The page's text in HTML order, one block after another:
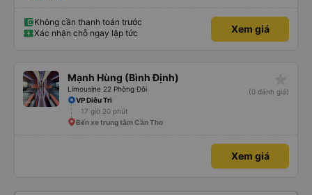
Không cần thanh toán trước
Xác nhận chỗ ngay lập tức
Xem giá
Mạnh Hùng (Bình Định)
Limousine 22 Phòng Đôi
(0 đánh giá)
VP Diêu Trì
17 giờ 20 phút
Bến xe trung tâm Cần Thơ
Xem giá